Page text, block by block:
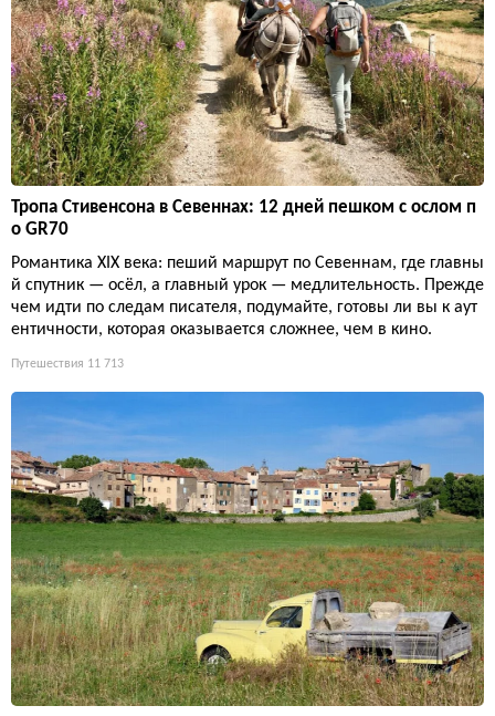
Тропа Стивенсона в Севеннах: 12 дней пешком с ослом п
о GR70
Романтика XIX века: пеший маршрут по Севеннам, где главны
й спутник — осёл, а главный урок — медлительность. Прежде
чем идти по следам писателя, подумайте, готовы ли вы к аут
ентичности, которая оказывается сложнее, чем в кино.
Путешествия 11 713